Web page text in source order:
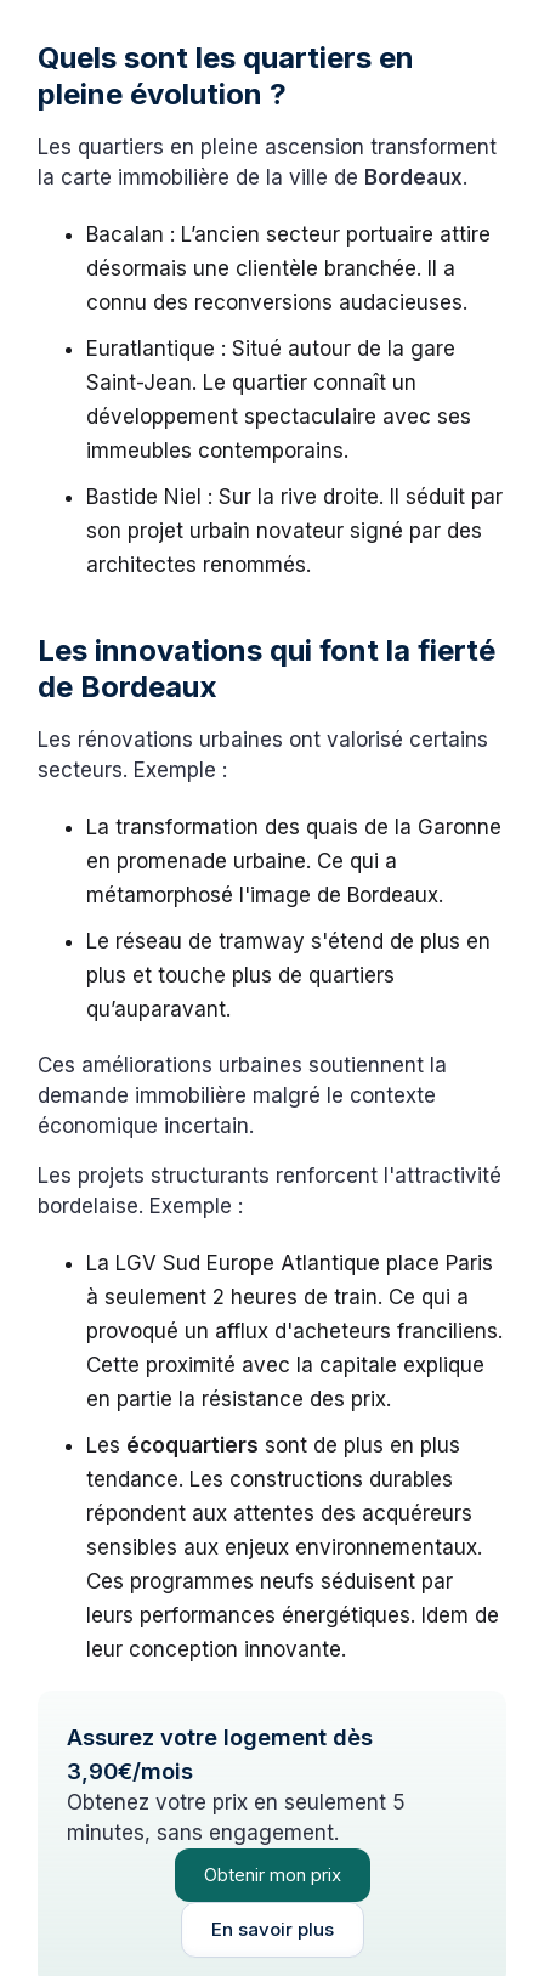
Quels sont les quartiers en
pleine évolution ?
Les quartiers en pleine ascension transforment
la carte immobilière de la ville de Bordeaux.
Bacalan : L’ancien secteur portuaire attire
désormais une clientèle branchée. Il a
connu des reconversions audacieuses.
Euratlantique : Situé autour de la gare
Saint-Jean. Le quartier connaît un
développement spectaculaire avec ses
immeubles contemporains.
Bastide Niel : Sur la rive droite. Il séduit par
son projet urbain novateur signé par des
architectes renommés.
Les innovations qui font la fierté
de Bordeaux
Les rénovations urbaines ont valorisé certains
secteurs. Exemple :
La transformation des quais de la Garonne
en promenade urbaine. Ce qui a
métamorphosé l'image de Bordeaux.
Le réseau de tramway s'étend de plus en
plus et touche plus de quartiers
qu’auparavant.
Ces améliorations urbaines soutiennent la
demande immobilière malgré le contexte
économique incertain.
Les projets structurants renforcent l'attractivité
bordelaise. Exemple :
La LGV Sud Europe Atlantique place Paris
à seulement 2 heures de train. Ce qui a
provoqué un afflux d'acheteurs franciliens.
Cette proximité avec la capitale explique
en partie la résistance des prix.
Les écoquartiers sont de plus en plus
tendance. Les constructions durables
répondent aux attentes des acquéreurs
sensibles aux enjeux environnementaux.
Ces programmes neufs séduisent par
leurs performances énergétiques. Idem de
leur conception innovante.
Assurez votre logement dès
3,90€/mois
Obtenez votre prix en seulement 5
minutes, sans engagement.
Obtenir mon prix
En savoir plus